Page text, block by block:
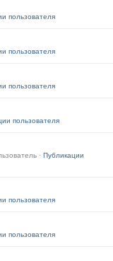
пользователя
пользователя
пользователя
пользователя
· Публикации
пользователя
пользователя